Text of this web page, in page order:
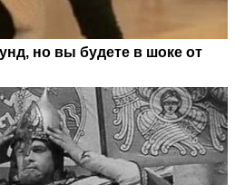
но вы будете в шоке от